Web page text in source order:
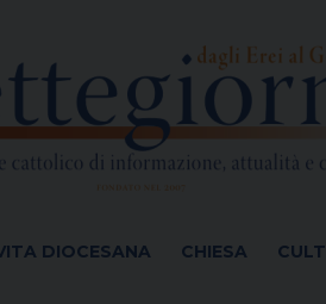
DIOCESANA CHIESA